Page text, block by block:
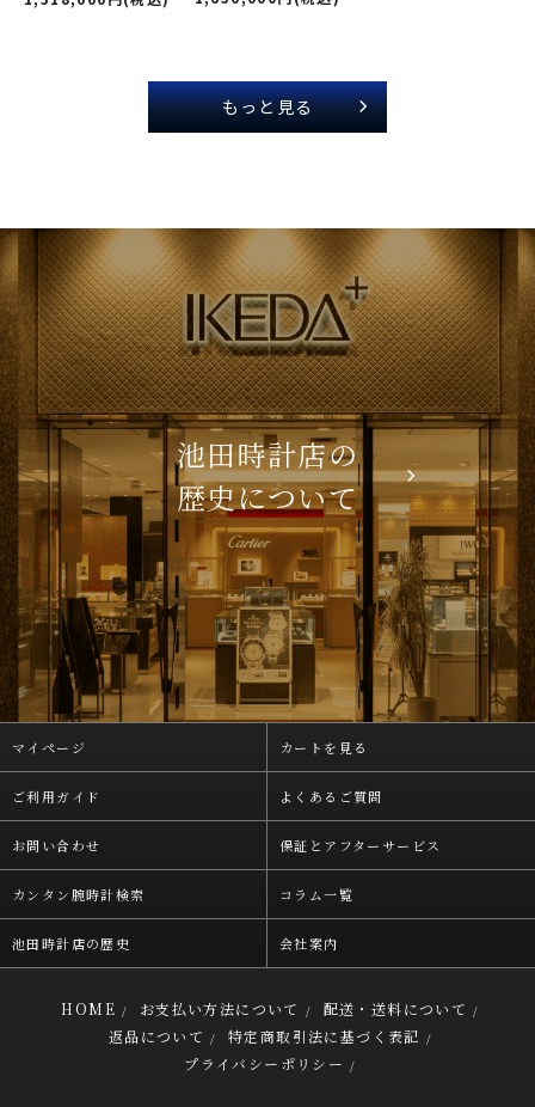
もっと見る
池田時計店の
歴史について
マイページ カートを見る
ご利用ガイド よくあるご質問
お問い合わせ 保証とアフターサービス
カンタン腕時計検索 コラム一覧
池田時計店の歴史 会社案内
HOME / お支払い方法について / 配送・送料について /
返品について / 特定商取引法に基づく表記 /
プライバシーポリシー /